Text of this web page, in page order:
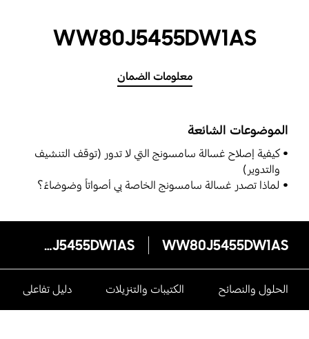
WW80J5455DW1AS
معلومات الضمان
الموضوعات الشائعة
كيفية إصلاح غسالة سامسونج التي لا تدور (توقف التنشيف
والتدوير)
لماذا تصدر غسالة سامسونج الخاصة بي أصواتاً وضوضاءً؟
WW80J5455DW1AS
WW80J5455DW1AS
الحلول والنصائح الكتيبات والتنزيلات دليل تفاعلى